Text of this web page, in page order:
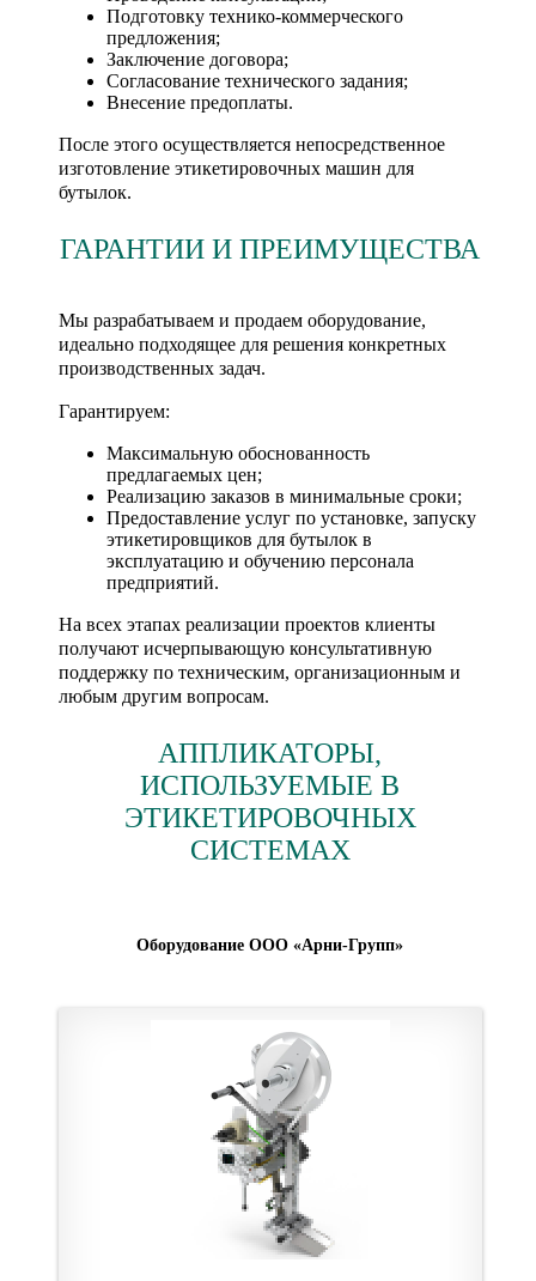
Подготовку технико-коммерческого
предложения;
Заключение договора;
Согласование технического задания;
Внесение предоплаты.
После этого осуществляется непосредственное
изготовление этикетировочных машин для
бутылок.
ГАРАНТИИ И ПРЕИМУЩЕСТВА
Мы разрабатываем и продаем оборудование,
идеально подходящее для решения конкретных
производственных задач.
Гарантируем:
Максимальную обоснованность
предлагаемых цен;
Реализацию заказов в минимальные сроки;
Предоставление услуг по установке, запуску
этикетировщиков для бутылок в
эксплуатацию и обучению персонала
предприятий.
На всех этапах реализации проектов клиенты
получают исчерпывающую консультативную
поддержку по техническим, организационным и
любым другим вопросам.
АППЛИКАТОРЫ,
ИСПОЛЬЗУЕМЫЕ В
ЭТИКЕТИРОВОЧНЫХ
СИСТЕМАХ
Оборудование ООО «Арни-Групп»